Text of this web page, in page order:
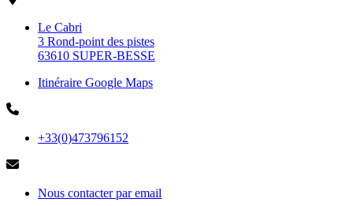
Le Cabri
3 Rond-point des pistes
63610 SUPER-BESSE
Itinéraire Google Maps
+33(0)473796152
Nous contacter par email